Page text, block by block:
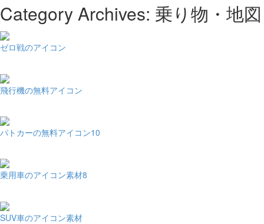
Category Archives: 乗り物・地図
ゼロ戦のアイコン
飛行機の無料アイコン
パトカーの無料アイコン10
乗用車のアイコン素材8
SUV車のアイコン素材